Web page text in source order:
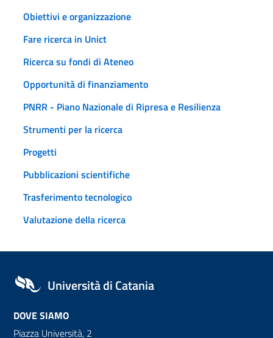
Obiettivi e organizzazione
Fare ricerca in Unict
Ricerca su fondi di Ateneo
Opportunità di finanziamento
PNRR - Piano Nazionale di Ripresa e Resilienza
Strumenti per la ricerca
Progetti
Pubblicazioni scientifiche
Trasferimento tecnologico
Valutazione della ricerca
Università di Catania
DOVE SIAMO
Piazza Università, 2